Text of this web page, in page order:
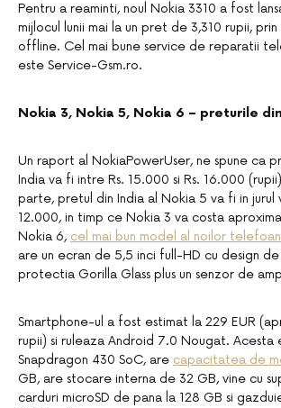
Pentru a reaminti, noul Nokia 3310 a fost
mijlocul lunii mai la un pret de 3,310 rupii,
offline. Cel mai bune service de reparatii
este Service-Gsm.ro.
Nokia 3, Nokia 5, Nokia 6 – preturile
Un raport al NokiaPowerUser, ne spune ca
India va fi intre Rs. 15.000 si Rs. 16.000
parte, pretul din India al Nokia 5 va fi in jurul
12.000, in timp ce Nokia 3 va costa
Nokia 6, cel mai bun model al noilor
are un ecran de 5,5 inci full-HD cu design de
protectia Gorilla Glass plus un senzor de
Smartphone-ul a fost estimat la 229 EUR
rupii) si ruleaza Android 7.0 Nougat.
Snapdragon 430 SoC, are capacitatea de
GB, are stocare interna de 32 GB, vine cu
carduri microSD de pana la 128 GB si